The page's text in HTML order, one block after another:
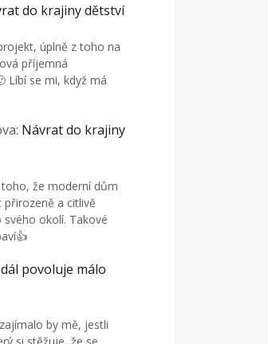
do krajiny dětství
úplně z toho na
příjemná
Líbí se mi, když má
: Návrat do krajiny
toho, že moderní dům
a citlivě
svého okolí. Takové
povoluje málo
by mě, jestli